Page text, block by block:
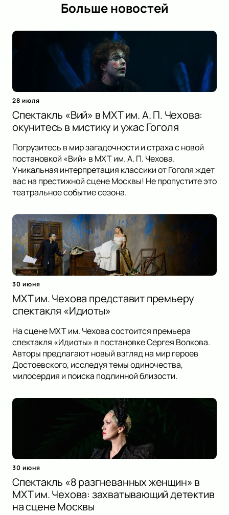
Больше новостей
28 июля
Спектакль «Вий» в МХТ им. А. П. Чехова:
окунитесь в мистику и ужас Гоголя
Погрузитесь в мир загадочности и страха с новой
постановкой «Вий» в МХТ им. А. П. Чехова.
Уникальная интерпретация классики от Гоголя ждет
вас на престижной сцене Москвы! Не пропустите это
театральное событие сезона.
30 июня
МХТ им. Чехова представит премьеру
спектакля «Идиоты»
На сцене МХТ им. Чехова состоится премьера
спектакля «Идиоты» в постановке Сергея Волкова.
Авторы предлагают новый взгляд на мир героев
Достоевского, исследуя темы одиночества,
милосердия и поиска подлинной близости.
30 июня
Спектакль «8 разгневанных женщин» в
МХТ им. Чехова: захватывающий детектив
на сцене Москвы